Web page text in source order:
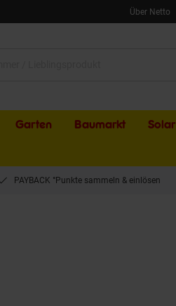
Über Netto
Garten Baumarkt Solar
PAYBACK °Punkte sammeln & einlösen